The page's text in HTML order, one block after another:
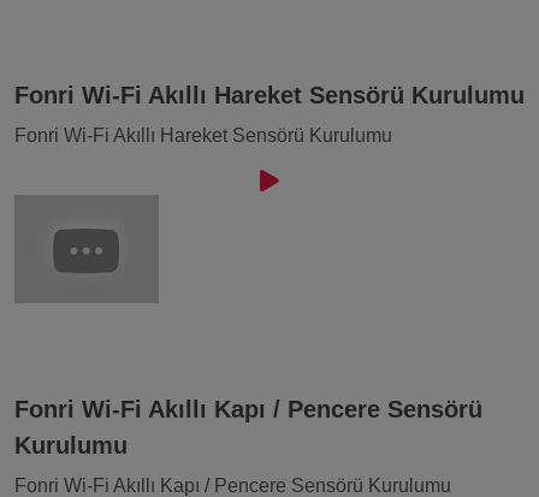
Fonri Wi-Fi Akıllı Hareket Sensörü Kurulumu
Fonri Wi-Fi Akıllı Hareket Sensörü Kurulumu
Fonri Wi-Fi Akıllı Kapı / Pencere Sensörü
Kurulumu
Fonri Wi-Fi Akıllı Kapı / Pencere Sensörü Kurulumu